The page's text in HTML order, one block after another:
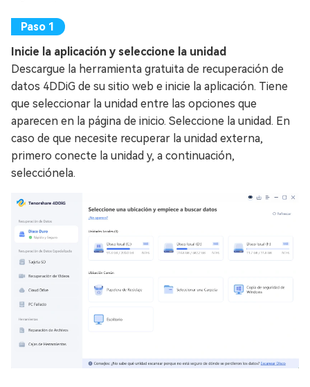
Inicie la aplicación y seleccione la unidad
Descargue la herramienta gratuita de recuperación de
datos 4DDiG de su sitio web e inicie la aplicación. Tiene
que seleccionar la unidad entre las opciones que
aparecen en la página de inicio. Seleccione la unidad. En
caso de que necesite recuperar la unidad externa,
primero conecte la unidad y, a continuación,
selecciónela.